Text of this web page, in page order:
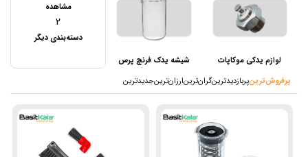
لوازم یدکی موکاپات شیشه یدک فرنچ پرس
مشاهده
2
دسته‌بندی دیگر
پرفروش‌ترین‌پربازدیدترینگران‌ترینارزان‌ترینجدیدترین